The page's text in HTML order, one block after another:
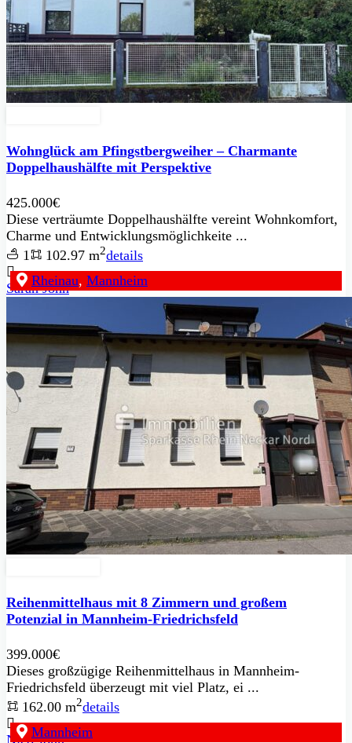
Rheinau, Mannheim
Wohnglück am Pfingstbergweiher – Charmante
Doppelhaushälfte mit Perspektive
425.000€
Diese verträumte Doppelhaushälfte vereint Wohnkomfort,
Charme und Entwicklungsmöglichkeite ...
1
102.97 m2details
Sarah John
Mannheim
Reihenmittelhaus mit 8 Zimmern und großem
Potenzial in Mannheim-Friedrichsfeld
399.000€
Dieses großzügige Reihenmittelhaus in Mannheim-
Friedrichsfeld überzeugt mit viel Platz, ei ...
162.00 m2details
Nico John